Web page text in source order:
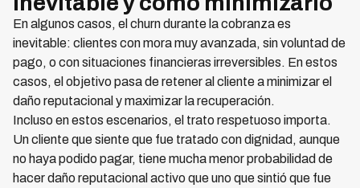
En algunos casos, el churn durante la cobranza es
inevitable: clientes con mora muy avanzada, sin voluntad de
pago, o con situaciones financieras irreversibles. En estos
casos, el objetivo pasa de retener al cliente a minimizar el
daño reputacional y maximizar la recuperación.
Incluso en estos escenarios, el trato respetuoso importa.
Un cliente que siente que fue tratado con dignidad, aunque
no haya podido pagar, tiene mucha menor probabilidad de
hacer daño reputacional activo que uno que sintió que fue